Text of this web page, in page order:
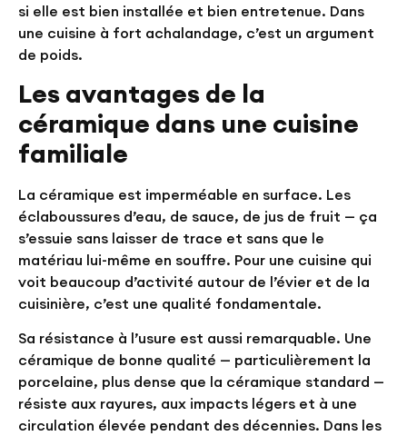
si elle est bien installée et bien entretenue. Dans
une cuisine à fort achalandage, c’est un argument
de poids.
Les avantages de la
céramique dans une cuisine
familiale
La céramique est imperméable en surface. Les
éclaboussures d’eau, de sauce, de jus de fruit — ça
s’essuie sans laisser de trace et sans que le
matériau lui-même en souffre. Pour une cuisine qui
voit beaucoup d’activité autour de l’évier et de la
cuisinière, c’est une qualité fondamentale.
Sa résistance à l’usure est aussi remarquable. Une
céramique de bonne qualité — particulièrement la
porcelaine, plus dense que la céramique standard —
résiste aux rayures, aux impacts légers et à une
circulation élevée pendant des décennies. Dans les